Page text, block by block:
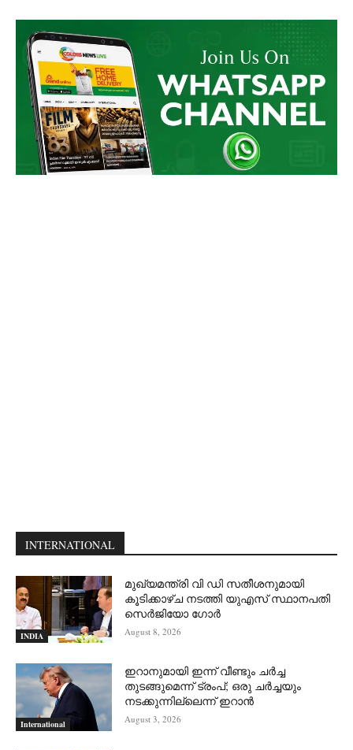
INTERNATIONAL
INDIA
മുഖ്യമന്ത്രി വി ഡി സതീശനുമായി
കൂടിക്കാഴ്ച നടത്തി യുഎസ് സ്ഥാനപതി
സെര്‍ജിയോ ഗോര്‍
August 8, 2026
International
ഇറാനുമായി ഇന്ന് വീണ്ടും ചര്‍ച്ച
തുടങ്ങുമെന്ന് ട്രംപ്; ഒരു ചര്‍ച്ചയും
നടക്കുന്നില്ലെന്ന് ഇറാന്‍
August 3, 2026